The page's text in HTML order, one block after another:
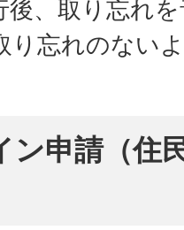
後、取り忘れ
り忘れのない
ン申請（住